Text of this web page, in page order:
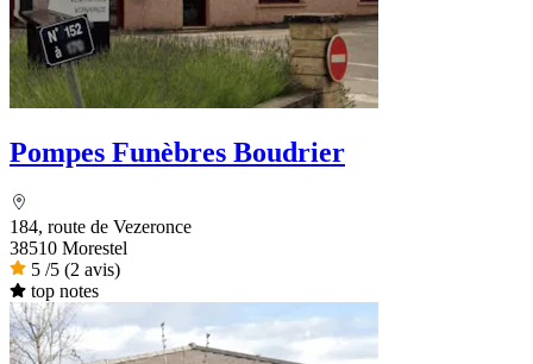
Pompes Funèbres Boudrier
184, route de Vezeronce
38510 Morestel
5 /5 (2 avis)
top notes